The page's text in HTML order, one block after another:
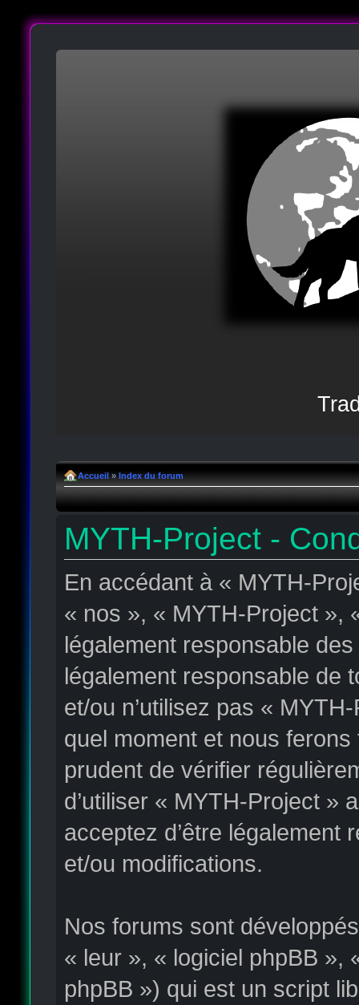
Accueil » Index du forum
MYTH-Project -
En accédant à « MYTH-
« nos », « MYTH-Project »,
légalement responsable
légalement responsable de
et/ou n’utilisez pas «
quel moment et nous
prudent de vérifier
d’utiliser « MYTH-Project »
acceptez d’être légalement
et/ou modifications.
Nos forums sont
« leur », « logiciel phpBB »,
phpBB ») qui est un script